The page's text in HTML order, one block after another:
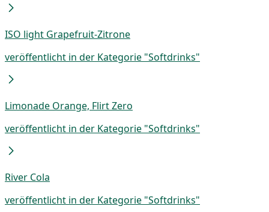
ISO light Grapefruit-Zitrone
veröffentlicht in der Kategorie "Softdrinks"
Limonade Orange, Flirt Zero
veröffentlicht in der Kategorie "Softdrinks"
River Cola
veröffentlicht in der Kategorie "Softdrinks"